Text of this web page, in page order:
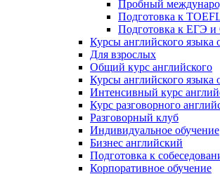
Пробный
Подготовка к
Подготовка к ЕГЭ
Курсы английского языка
Для взрослых
Общий курс английского
Курсы английского языка
Интенсивный курс
Курс разговорного
Разговорный клуб
Индивидуальное обучение
Бизнес английский
Подготовка к
Корпоративное обучение